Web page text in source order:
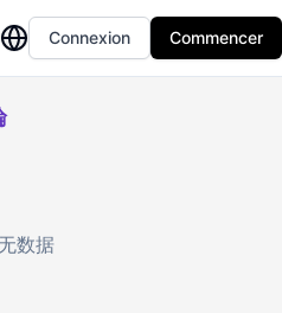
Connexion Commencer
数据